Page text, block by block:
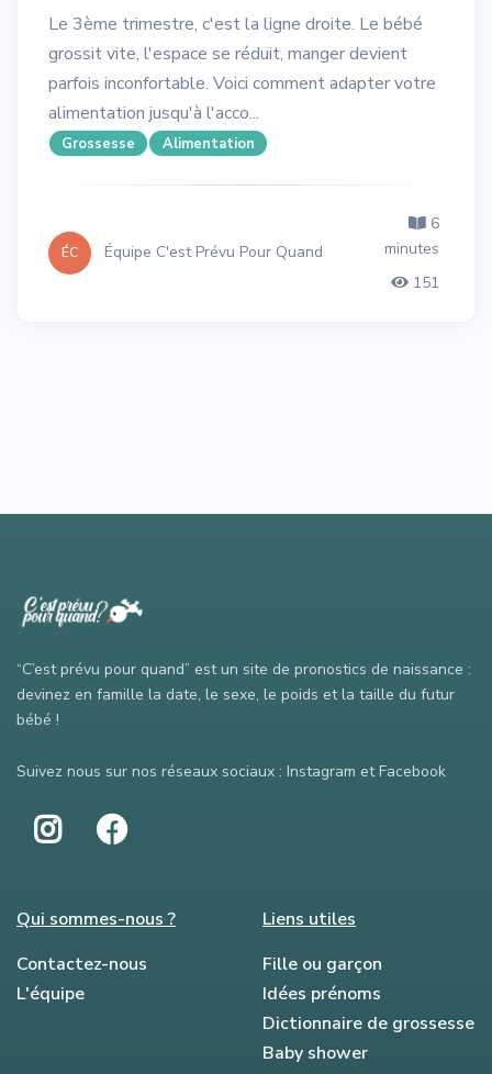
Le 3ème trimestre, c'est la ligne droite. Le bébé
grossit vite, l'espace se réduit, manger devient
parfois inconfortable. Voici comment adapter votre
alimentation jusqu'à l'acco...
Grossesse Alimentation
ÉC Équipe C'est Prévu Pour Quand
6
minutes
151
“C’est prévu pour quand” est un site de pronostics de naissance :
devinez en famille la date, le sexe, le poids et la taille du futur
bébé !
Suivez nous sur nos réseaux sociaux : Instagram et Facebook
Qui sommes-nous ?
Contactez-nous
L'équipe
Liens utiles
Fille ou garçon
Idées prénoms
Dictionnaire de grossesse
Baby shower